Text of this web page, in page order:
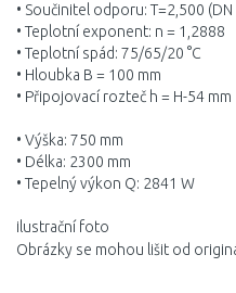
• Součinitel odporu: T=2,500 (DN
• Teplotní exponent: n = 1,2888
• Teplotní spád: 75/65/20 °C
• Hloubka B = 100 mm
• Připojovací rozteč h = H-54 mm
• Výška: 750 mm
• Délka: 2300 mm
• Tepelný výkon Q: 2841 W
ilustrační foto
Obrázky se mohou lišit od